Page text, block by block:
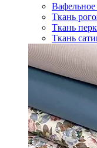
Ткань
Ткань
Ткань